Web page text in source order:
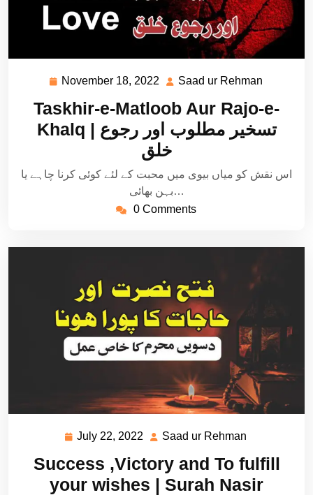
November 18, 2022 November
2022
Saad ur Rehman
Rehman
Taskhir-e-Matloob Aur Rajo-e-
Khalq | تسخیر مطلوب اور رجوع
خلق
اس نقش کو میاں بیوی میں محبت کے لئے کوئی کرنا چاہے یا
بہن بھائی…
0 Comments
July 22, 2022
July
2022
Saad ur Rehman
Rehman
Success ,Victory and To fulfill
your wishes | Surah Nasir